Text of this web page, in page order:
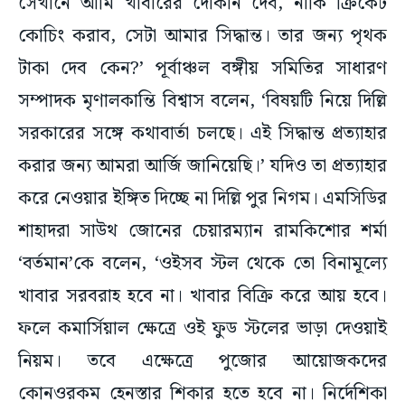
কোচিং করাব, সেটা আমার সিদ্ধান্ত। তার জন্য পৃথক
টাকা দেব কেন?’ পূর্বাঞ্চল বঙ্গীয় সমিতির সাধারণ
সম্পাদক মৃণালকান্তি বিশ্বাস বলেন, ‘বিষয়টি নিয়ে দিল্লি
সরকারের সঙ্গে কথাবার্তা চলছে। এই সিদ্ধান্ত প্রত্যাহার
করার জন্য আমরা আর্জি জানিয়েছি।’ যদিও তা প্রত্যাহার
করে নেওয়ার ইঙ্গিত দিচ্ছে না দিল্লি পুর নিগম। এমসিডির
শাহাদরা সাউথ জোনের চেয়ারম্যান রামকিশোর শর্মা
‘বর্তমান’কে বলেন, ‘ওইসব স্টল থেকে তো বিনামূল্যে
খাবার সরবরাহ হবে না। খাবার বিক্রি করে আয় হবে।
ফলে কমার্সিয়াল ক্ষেত্রে ওই ফুড স্টলের ভাড়া দেওয়াই
নিয়ম। তবে এক্ষেত্রে পুজোর আয়োজকদের
কোনওরকম হেনস্তার শিকার হতে হবে না। নির্দেশিকা